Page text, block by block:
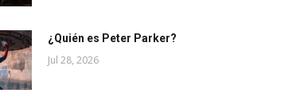
¿Quién es Peter Parker?
Jul 28, 2026